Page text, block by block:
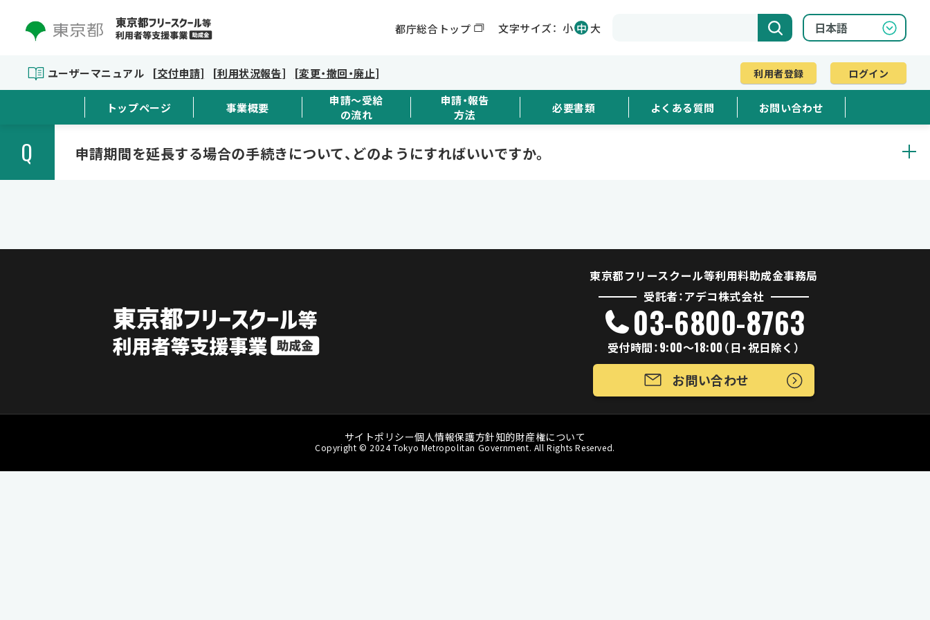
都庁総合トップ 文字サイズ： 小 中 大
ユーザーマニュアル [交付申請] [利用状況報告] [変更・撤回・廃止] 利用者登録 ログイン
トップページ 事業概要
申請～受給
の流れ
申請・報告
方法
必要書類 よくある質問 お問い合わせ
Q 申請期間を延長する場合の手続きについて、どのようにすればいいですか。
東京都フリースクール等利用料助成金事務局
受託者：アデコ株式会社
03-6800-8763
受付時間：9:00～18:00（日・祝日除く）
お問い合わせ
サイトポリシー個人情報保護方針知的財産権について
Copyright © 2024 Tokyo Metropolitan Government. All Rights Reserved.